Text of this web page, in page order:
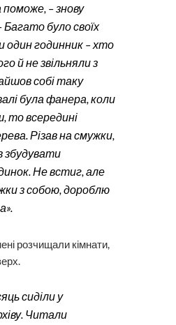
поможе, – знову
Багато було своїх
один годинник – хто
й не звільняли з
собі таку
була фанера, коли
то всередині
Різав на смужки,
збудувати
Не встиг, але
з собою, дороблю
розчищали кімнати,
сиділи у
Читали